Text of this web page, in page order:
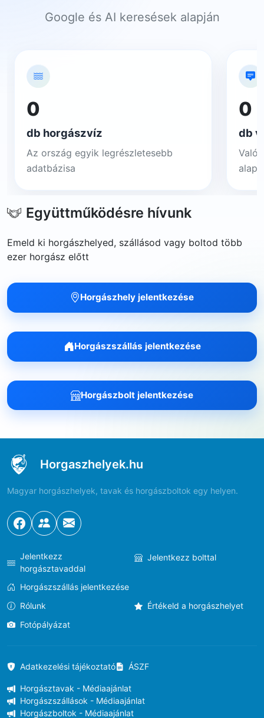
Google és AI keresések alapján
0
db horgászvíz
Az ország egyik legrészletesebb
adatbázisa
0
db
Együttműködésre hívunk
Emeld ki horgászhelyed, szállásod vagy boltod több
ezer horgász előtt
Horgászhely jelentkezése
Horgászszállás jelentkezése
Horgászbolt jelentkezése
Horgaszhelyek.hu
Magyar horgászhelyek, tavak és horgászboltok egy helyen.
Jelentkezz
horgásztavaddal
Jelentkezz bolttal
Horgászszállás jelentkezése
Rólunk
Értékeld a horgászhelyet
Fotópályázat
Adatkezelési tájékoztató ÁSZF
Horgásztavak - Médiaajánlat
Horgászszállások - Médiaajánlat
Horgászboltok - Médiaajánlat